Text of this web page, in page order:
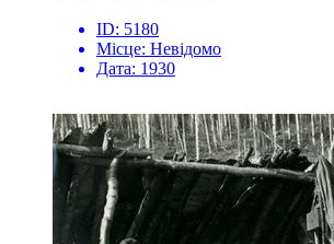
ID: 5180
Місце: Невідомо
Дата: 1930